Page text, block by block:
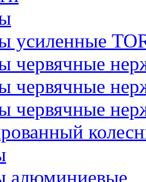
усиленные
червячные
червячные
червячные